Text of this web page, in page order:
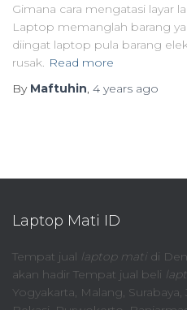
Gimana cara mengatasi layar
Laptop memanglah barang
diingat laptop pula barang
rusak. Read more
By Maftuhin, 4 years ago
Laptop Mati ID
Tempat jual laptop matidi
akan hadir Tempat jual beli
Yogyakarta, Malang,